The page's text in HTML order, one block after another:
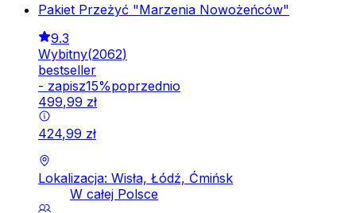
Pakiet Przeżyć "Marzenia Nowożeńców"
9.3
Wybitny(2062)
bestseller
- zapisz15%poprzednio
499,99 zł
424,99 zł
Lokalizacja: Wisła, Łódź, Ćmińsk
W całej Polsce